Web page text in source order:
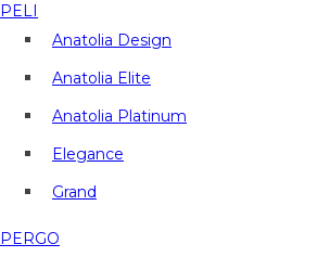
PELI
Anatolia Design
Anatolia Elite
Anatolia Platinum
Elegance
Grand
PERGO